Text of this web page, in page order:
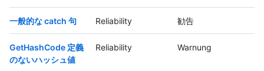
一般的な catch 句 Reliability 勧告
GetHashCode 定義
のないハッシュ値
Reliability Warnung